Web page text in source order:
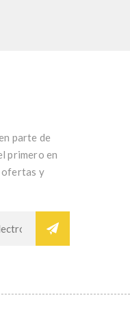
parte de
primero en
ofertas y